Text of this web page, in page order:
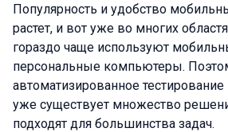
Популярность и удобство
растет, и вот уже во многих
гораздо чаще используют
персональные компьютеры.
автоматизированное тестирование
уже существует множество
подходят для большинства задач.